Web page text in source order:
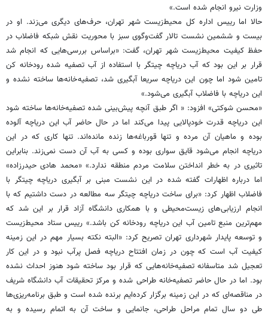
وزارت نیرو انجام شده است.»
حالا اما رییس اداره کل محیط‌زیست شهر تهران، حرف‌های دیگری می‌زند. او در
بیست و ششمین نشست تالار گفت‌وگوی سبز با محوریت نقش شبکه فاضلاب در
حفظ کیفیت محیط‌زیست شهر تهران، گفت: «براساس بررسی‌هایی که انجام شد
قرار بر این بود که آب دریاچه چیتگر با استفاده از آب تصفیه شده رودخانه کن
تامین شود اما چون این دریاچه سریعا آبگیری شد، تصفیه‌خانه‌ها ساخته نشده و
این دریاچه با فاضلاب آبگیری می‌شود.»
«محسن شوکتی» افزود: « اگر طبق آنچه پیش‌بینی شده تصفیه‌خانه‌ها ساخته شود
این دریاچه قدرت خودپالایی پیدا می‌کند اما در حال حاضر آب این دریاچه آلوده
بوده و ماهیان آن مرده و تنها قورباغه‌ها زنده مانده‌اند. تنها کاری که در این
دریاچه انجام می‌شود قایق سواری بوده و کسی به آب آن دست نمی‌زند. بنابراین
تاثیری در به خطر انداختن سلامت مردم منطقه ندارد.» «محمد هادی حیدرزاده»
اما درباره اظهارات گفته شده در این نشست مبنی بر آبگیری دریاچه چیتگر با
فاضلاب اظهار کرد: «برای ساخت دریاچه چیتگر سه مطالعه در دست داشتیم که با
انجام ارزیابی‌های زیست‌محیطی و با همکاری دانشگاه آزاد قرار بر این شد که
مهم‌ترین منبع تامین آب این دریاچه رودخانه کن باشد.» رییس ستاد محیط‌زیست
و توسعه پایدار شهرداری تهران تصریح کرد: «البته نکته بسیار مهم در این زمینه
کیفیت آب است که چون در زمان افتتاح دریاچه فصل پرآب نبود و در این کار
تعجیل شد متاسفانه تصفیه‌خانه‌هایی که قرار بود ساخته شود هنوز احداث نشده
بود. اما در حال حاضر تصفیه‌خانه طراحی شده و مرکز تحقیقات آب دانشگاه شریف
در مناقصه‌ای که در این زمینه برگزار کرده‌ایم برنده شده است و طبق برنامه‌ریزی‌ها
طی دو سال تمام مراحل طراحی، جانمایی و ساخت آن به اتمام رسیده و به